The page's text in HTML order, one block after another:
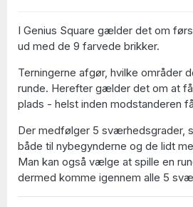
I Genius Square gælder det om
ud med de 9 farvede brikker.
Terningerne afgør, hvilke områder
runde. Herefter gælder det om at
plads - helst inden modstanderen
Der medfølger 5 sværhedsgrader,
både til nybegynderne og de lidt
Man kan også vælge at spille en
dermed komme igennem alle 5